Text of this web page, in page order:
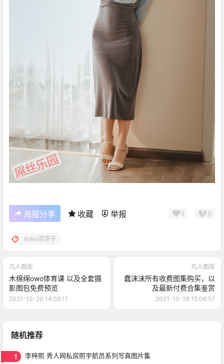
海报分享 收藏 举报 0 0
rioko凉凉子
凡人图库
木绵绵owo体育课 以及全套摄
影图包免费预览
2021-10-20 14:58:11
凡人图库
蠢沫沫所有收费图集购买，以
及最新付费合集鉴赏
2021-10-28 15:06:57
随机推荐
1 李梓熙 秀人网私房照宇航员系列写真图片集